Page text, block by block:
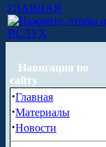
ГЛАВНАЯ
ВСЛУХ
Навигация по
сайту
·Главная
·Материалы
·Новости